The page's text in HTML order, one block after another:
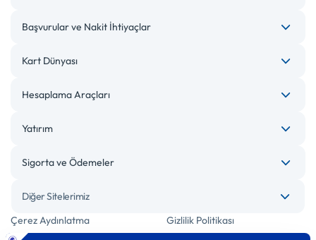
Başvurular ve Nakit İhtiyaçlar
Kart Dünyası
Hesaplama Araçları
Yatırım
Sigorta ve Ödemeler
Diğer Sitelerimiz
Çerez Aydınlatma
Gizlilik Politikası